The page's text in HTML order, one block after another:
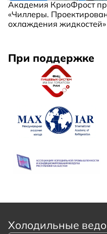
Академия КриоФрост
«Чиллеры.
охлаждения жидкостей»
При поддержке
Холодильные